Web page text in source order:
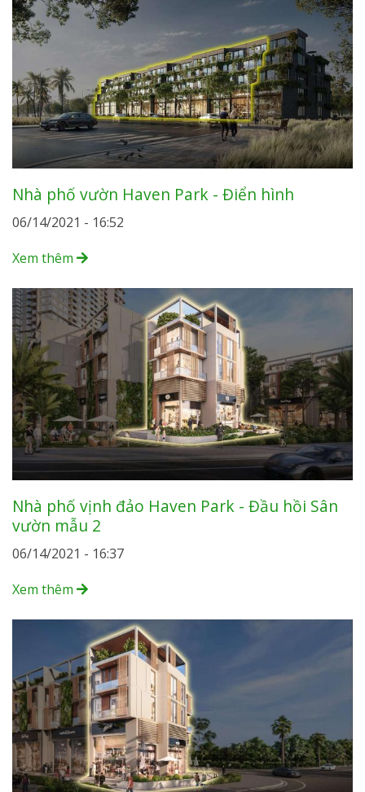
Nhà phố vườn Haven Park - Điển hình
06/14/2021 - 16:52
Xem thêm
Nhà phố vịnh đảo Haven Park - Đầu hồi Sân
vườn mẫu 2
06/14/2021 - 16:37
Xem thêm